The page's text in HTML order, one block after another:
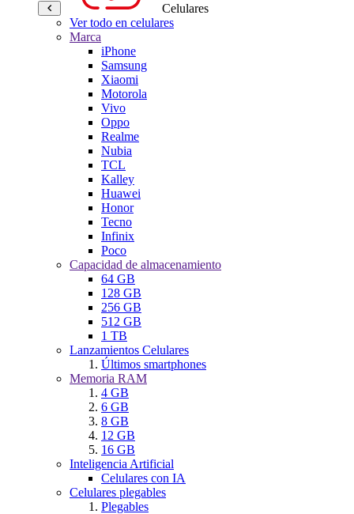
Celulares
Ver todo en celulares
Marca
iPhone
Samsung
Xiaomi
Motorola
Vivo
Oppo
Realme
Nubia
TCL
Kalley
Huawei
Honor
Tecno
Infinix
Poco
Capacidad de almacenamiento
64 GB
128 GB
256 GB
512 GB
1 TB
Lanzamientos Celulares
Últimos smartphones
Memoria RAM
4 GB
6 GB
8 GB
12 GB
16 GB
Inteligencia Artificial
Celulares con IA
Celulares plegables
Plegables